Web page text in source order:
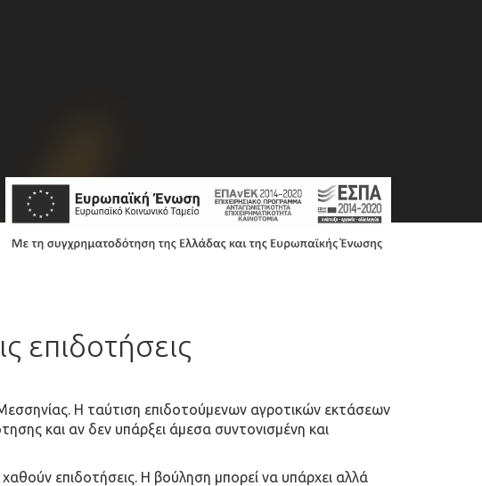
επιδοτήσεις
Η ταύτιση επιδοτούμενων αγροτικών εκτάσεων
και αν δεν υπάρξει άμεσα συντονισμένη και
επιδοτήσεις. Η βούληση μπορεί να υπάρχει αλλά